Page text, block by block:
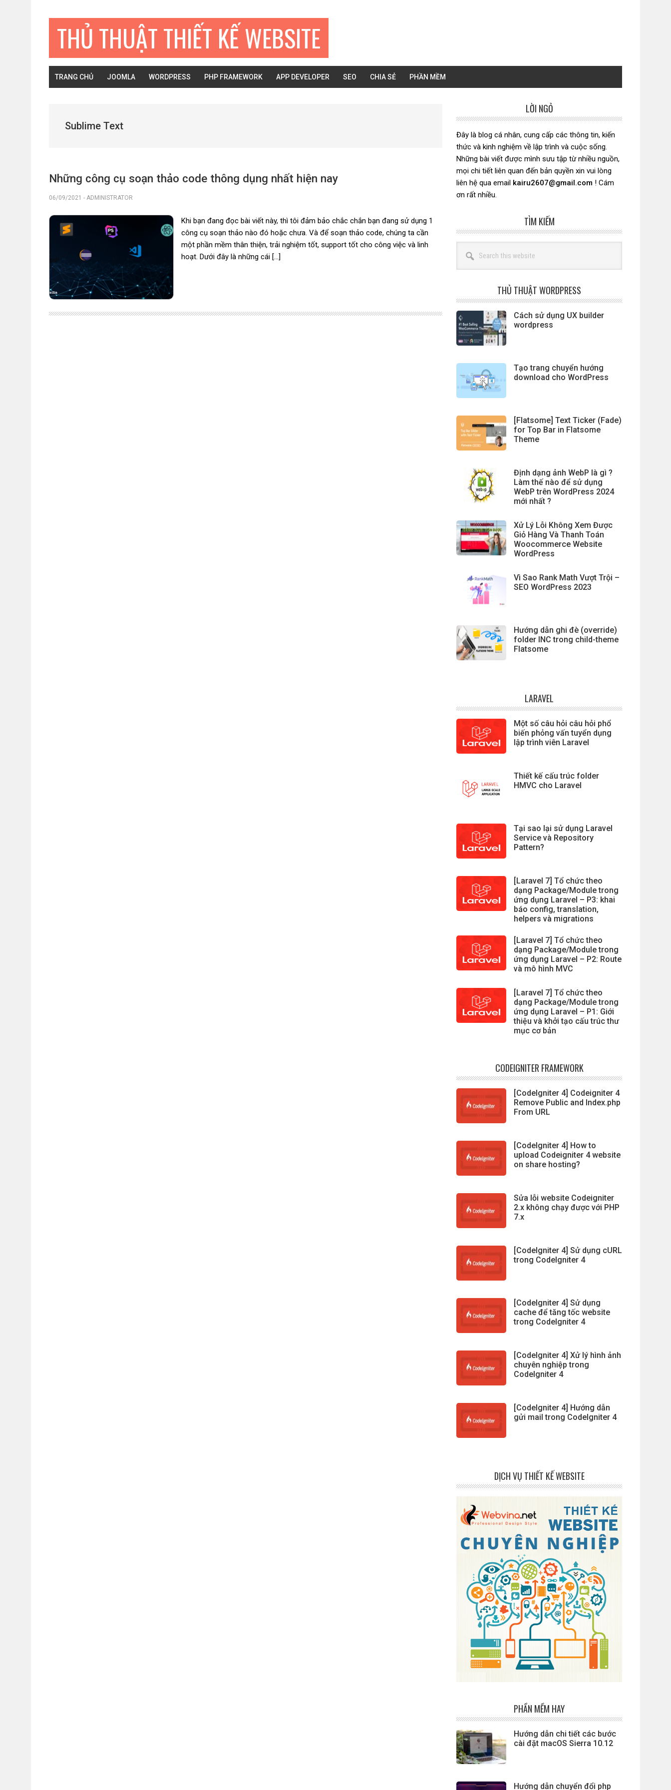
THỦ THUẬT THIẾT KẾ WEBSITE
TRANG CHỦ JOOMLA WORDPRESS PHP FRAMEWORK APP DEVELOPER SEO CHIA SẺ PHẦN MỀM
Sublime Text
Những công cụ soạn thảo code thông dụng nhất hiện nay
06/09/2021 - ADMINISTRATOR
Khi bạn đang đọc bài viết này, thì tôi đảm bảo chắc chắn bạn đang sử dụng 1
công cụ soạn thảo nào đó hoặc chưa. Và để soạn thảo code, chúng ta cần
một phần mềm thân thiện, trải nghiệm tốt, support tốt cho công việc và linh
hoạt. Dưới đây là những cái […]
chính
LỜI NGỎ
Đây là blog cá nhân, cung cấp các thông tin, kiến
thức và kinh nghiệm về lập trình và cuộc sống.
Những bài viết được mình sưu tập từ nhiều nguồn,
mọi chi tiết liên quan đến bản quyền xin vui lòng
liên hệ qua email kairu2607@gmail.com ! Cám
ơn rất nhiều.
TÌM KIẾM
this
website
THỦ THUẬT WORDPRESS
Cách sử dụng UX builder
wordpress
Tạo trang chuyển hướng
download cho WordPress
[Flatsome] Text Ticker (Fade)
for Top Bar in Flatsome
Theme
Định dạng ảnh WebP là gì ?
Làm thế nào để sử dụng
WebP trên WordPress 2024
mới nhất ?
Xử Lý Lỗi Không Xem Được
Giỏ Hàng Và Thanh Toán
Woocommerce Website
WordPress
Vì Sao Rank Math Vượt Trội –
SEO WordPress 2023
Hướng dẫn ghi đè (override)
folder INC trong child-theme
Flatsome
LARAVEL
Một số câu hỏi câu hỏi phổ
biến phỏng vấn tuyển dụng
lập trình viên Laravel
Thiết kế cấu trúc folder
HMVC cho Laravel
Tại sao lại sử dụng Laravel
Service và Repository
Pattern?
[Laravel 7] Tổ chức theo
dạng Package/Module trong
ứng dụng Laravel – P3: khai
báo config, translation,
helpers và migrations
[Laravel 7] Tổ chức theo
dạng Package/Module trong
ứng dụng Laravel – P2: Route
và mô hình MVC
[Laravel 7] Tổ chức theo
dạng Package/Module trong
ứng dụng Laravel – P1: Giới
thiệu và khởi tạo cấu trúc thư
mục cơ bản
CODEIGNITER FRAMEWORK
[CodeIgniter 4] Codeigniter 4
Remove Public and Index.php
From URL
[CodeIgniter 4] How to
upload Codeigniter 4 website
on share hosting?
Sửa lỗi website Codeigniter
2.x không chạy được với PHP
7.x
[CodeIgniter 4] Sử dụng cURL
trong CodeIgniter 4
[CodeIgniter 4] Sử dụng
cache để tăng tốc website
trong CodeIgniter 4
[CodeIgniter 4] Xử lý hình ảnh
chuyên nghiệp trong
CodeIgniter 4
[CodeIgniter 4] Hướng dẫn
gửi mail trong CodeIgniter 4
DỊCH VỤ THIẾT KẾ WEBSITE
PHẦN MỀM HAY
Hướng dẫn chi tiết các bước
cài đặt macOS Sierra 10.12
Hướng dẫn chuyển đổi php